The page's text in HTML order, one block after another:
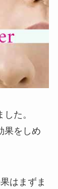
た。
果をしめ
はまずま